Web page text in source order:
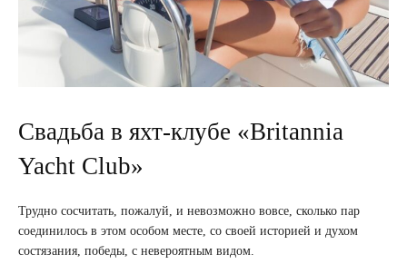
Свадьба в яхт-клубе «Britannia
Yacht Club»
Трудно сосчитать, пожалуй, и невозможно вовсе, сколько пар
соединилось в этом особом месте, со своей историей и духом
состязания, победы, с невероятным видом.